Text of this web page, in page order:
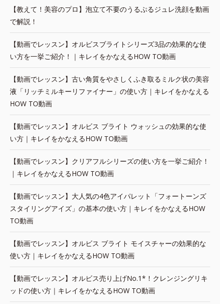
【教えて！美容のプロ】泡立て不要のうるぷるジュレ洗顔を動画
で解説！
【動画でレッスン】オルビスブライトシリーズ3品の効果的な使
い方を一挙ご紹介！｜キレイをかなえるHOW TO動画
【動画でレッスン】古い角質をやさしくふき取るミルク状の美容
液「リッチミルキーリファイナー」の使い方｜キレイをかなえる
HOW TO動画
【動画でレッスン】オルビス ブライト ウォッシュの効果的な使
い方｜キレイをかなえるHOW TO動画
【動画でレッスン】クリアフルシリーズの使い方を一挙ご紹介！
｜キレイをかなえるHOW TO動画
【動画でレッスン】大人気の4色アイパレット「フォートーンズ
スタイリングアイズ」の基本の使い方｜キレイをかなえるHOW
TO動画
【動画でレッスン】オルビス ブライト モイスチャーの効果的な
使い方｜キレイをかなえるHOW TO動画
【動画でレッスン】オルビス売り上げNo.1*！クレンジングリキ
ッドの使い方｜キレイをかなえるHOW TO動画